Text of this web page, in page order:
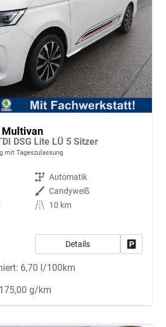
Multivan
DSG Lite LÜ 5 Sitzer
mit Tageszulassung
Getriebe Automatik
Außenfarbe Candyweiß
Kilometerstand
10 km
Details
6,70 l/100km
175,00 g/km